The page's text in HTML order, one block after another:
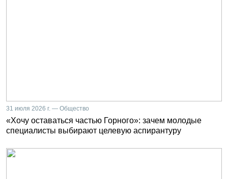
31 июля 2026 г. — Общество
«Хочу оставаться частью Горного»: зачем молодые
специалисты выбирают целевую аспирантуру